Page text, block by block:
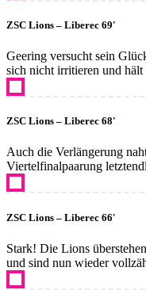
ZSC Lions – Liberec 69'
Geering versucht sein
sich nicht irritieren und hält
ZSC Lions – Liberec 68'
Auch die Verlängerung
Viertelfinalpaarung
ZSC Lions – Liberec 66'
Stark! Die Lions
und sind nun wieder